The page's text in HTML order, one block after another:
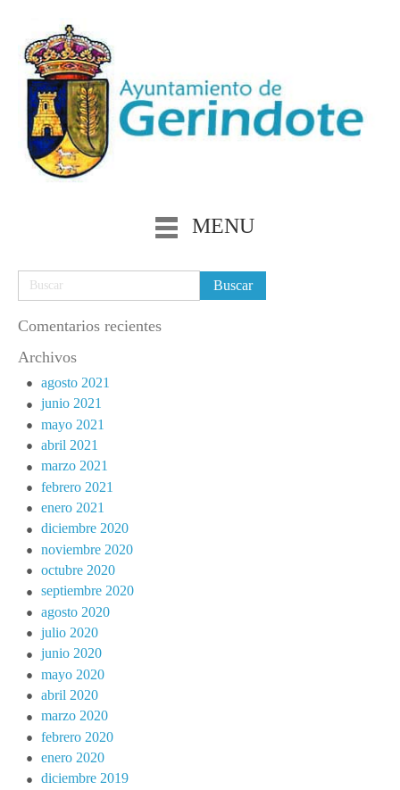
MENU
Comentarios recientes
Archivos
agosto 2021
junio 2021
mayo 2021
abril 2021
marzo 2021
febrero 2021
enero 2021
diciembre 2020
noviembre 2020
octubre 2020
septiembre 2020
agosto 2020
julio 2020
junio 2020
mayo 2020
abril 2020
marzo 2020
febrero 2020
enero 2020
diciembre 2019